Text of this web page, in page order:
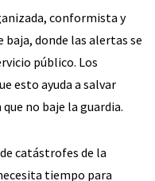
conformista y
donde las alertas se
público. Los
esto ayuda a salvar
no baje la guardia.
catástrofes de la
tiempo para